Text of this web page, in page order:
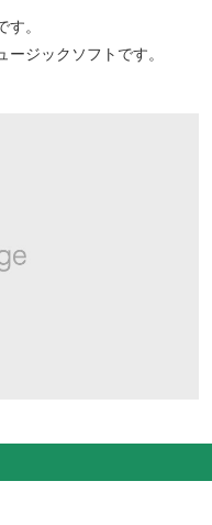
。
ジックソフトです。